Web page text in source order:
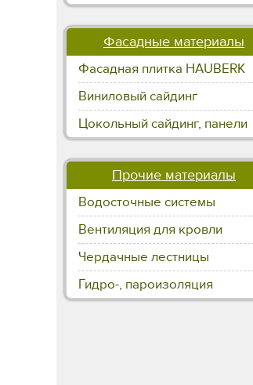
Фасадные материалы
Фасадная плитка HAUBERK
Виниловый сайдинг
Цокольный сайдинг, панели
Прочие материалы
Водосточные системы
Вентиляция для кровли
Чердачные лестницы
Гидро-, пароизоляция